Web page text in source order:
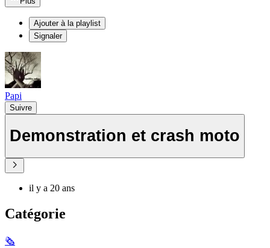
Ajouter à la playlist
Signaler
Papi
Suivre
Demonstration et crash moto
il y a 20 ans
Catégorie
🗞